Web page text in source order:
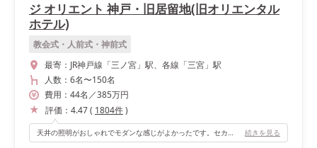
ジ オリエント 神戸・旧居留地(旧オリエンタル
ホテル)
教会式・人前式・神前式
最寄： JR神戸線「三ノ宮」駅、各線「三宮」駅
人数： 6名〜150名
費用： 44名 ／385万円
評価： 4.47( 1804件)
天井の照明がおしゃれでモダンな感じがよかったです。セカンドルームがありお色直し後にその空間でゲストと自由に話したり写真を撮ったりできたのがよかったです。 続きを見る